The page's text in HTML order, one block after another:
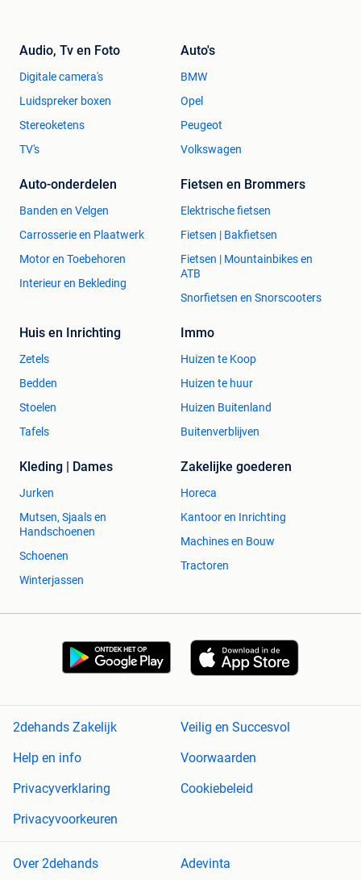
Dressoirkast / Opbergkast / Boekenkast / Slaapbank /
Eetkamerstoelen / Lampenkap / Badkamermeubel /
Sidetablenieuw / Open kast / Hoogglanskast / Salontafel /
Metaalmeubel / Massiefhoutentafel / Wandplank /
Woonwinkelmodellen / Kastje / Garderobekast / Tuinbank
Plantenstandaard / Wandlamp / Hanglamp /
Audio, Tv en Foto
Digitale camera's
Luidspreker boxen
Stereoketens
TV's
Auto's
BMW
Opel
Peugeot
Volkswagen
Auto-onderdelen
Banden en Velgen
Carrosserie en Plaatwerk
Motor en Toebehoren
Interieur en Bekleding
Fietsen en Brommers
Elektrische fietsen
Fietsen | Bakfietsen
Fietsen | Mountainbikes en
ATB
Snorfietsen en Snorscooters
Huis en Inrichting
Zetels
Bedden
Stoelen
Tafels
Immo
Huizen te Koop
Huizen te huur
Huizen Buitenland
Buitenverblijven
Kleding | Dames
Jurken
Mutsen, Sjaals en
Handschoenen
Schoenen
Winterjassen
Zakelijke goederen
Horeca
Kantoor en Inrichting
Machines en Bouw
Tractoren
2dehands Zakelijk
Veilig en Succesvol
Help en info
Voorwaarden
Privacyverklaring
Cookiebeleid
Privacyvoorkeuren
Over 2dehands Adevinta